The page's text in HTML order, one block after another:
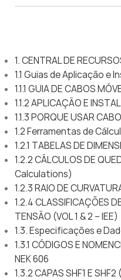
1. CENTRAL DE
1.1 Guias de Aplicação e
1.1.1 GUIA DE CABOS
1.1.2 APLICAÇÃO E
1.1.3 PORQUE USAR
1.2 Ferramentas de
1.2.1 TABELAS DE
1.2.2 CÁLCULOS DE
Calculations)
1.2.3 RAIO DE
1.2.4 CLASSIFICAÇÕES
TENSÃO (VOL 1 & 2 – IEE)
1.3. Especificações e
1.3.1 CÓDIGOS E
NEK 606
1.3.2 CAPAS SHF1 E SHF2